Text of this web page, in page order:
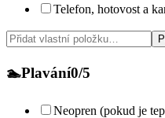
Telefon, hotovost a
🏊Plavání0/5
Neopren (pokud je